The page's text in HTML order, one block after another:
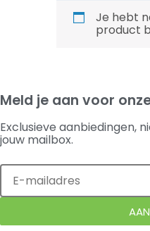
Je hebt
product
Meld je aan voor
Exclusieve aanbiedingen,
jouw mailbox.